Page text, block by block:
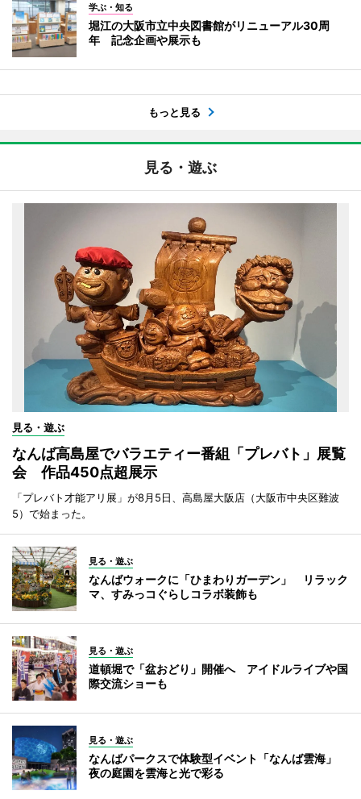
学ぶ・知る
堀江の大阪市立中央図書館がリニューアル30周
年 記念企画や展示も
もっと見る
見る・遊ぶ
見る・遊ぶ
なんば高島屋でバラエティー番組「プレバト」展覧
会 作品450点超展示
「プレバト才能アリ展」が8月5日、高島屋大阪店（大阪市中央区難波
5）で始まった。
見る・遊ぶ
なんばウォークに「ひまわりガーデン」 リラック
マ、すみっコぐらしコラボ装飾も
見る・遊ぶ
道頓堀で「盆おどり」開催へ アイドルライブや国
際交流ショーも
見る・遊ぶ
なんばパークスで体験型イベント「なんば雲海」
夜の庭園を雲海と光で彩る